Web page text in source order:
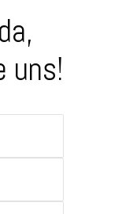
uns!